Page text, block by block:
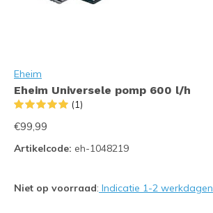
Eheim
Eheim Universele pomp 600 l/h
(1)
€99,99
Artikelcode: eh-1048219
Niet op voorraad: Indicatie 1-2 werkdagen